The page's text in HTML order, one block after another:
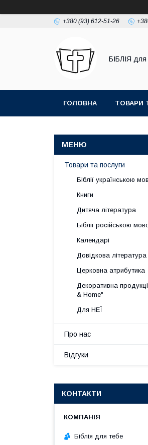
+380 (93) 612-51-26
БІБЛІЯ
ГОЛОВНА ТОВАРИ
Товари та послуги
Біблії українською
Книги
Дитяча література
Біблії російською
Календарі
Довідкова література
Церковна атрибутика
Декоративна
& Home"
Для НЕЇ
Про нас
Відгуки
КОНТАКТИ
Біблія для тебе